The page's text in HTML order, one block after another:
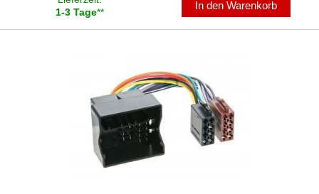
Laguna
1-3 Tage**
In den Warenkorb